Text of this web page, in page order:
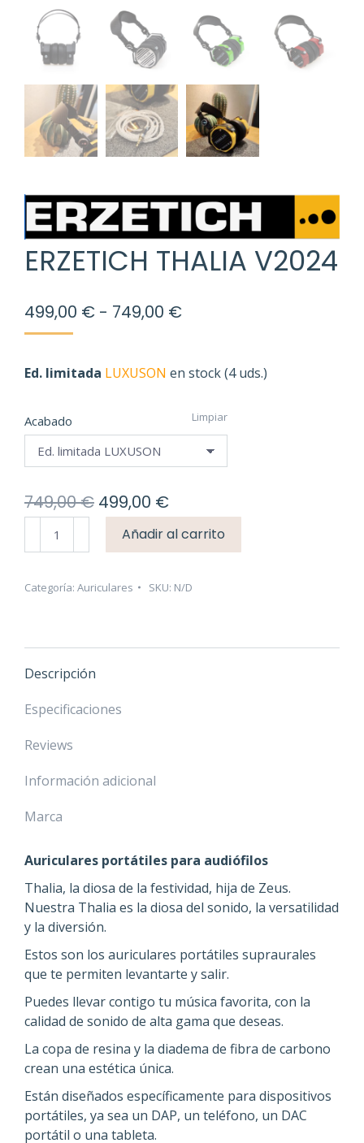
ERZETICH THALIA V2024
499,00 € - 749,00 €Rango
desde
hasta
749,00 €
Ed. limitada LUXUSON en stock (4 uds.)
Acabado Limpiar
749,00€ El
precio
original
749,00 €.
499,00 €El
precio
actual
499,00 €.
Thalia
cantidad
Añadir al carrito
Categoría: Auriculares SKU: N/D
Descripción
Especificaciones
Reviews
Información adicional
Marca
Auriculares portátiles para audiófilos
Thalia, la diosa de la festividad, hija de Zeus.
Nuestra Thalia es la diosa del sonido, la versatilidad
y la diversión.
Estos son los auriculares portátiles supraurales
que te permiten levantarte y salir.
Puedes llevar contigo tu música favorita, con la
calidad de sonido de alta gama que deseas.
La copa de resina y la diadema de fibra de carbono
crean una estética única.
Están diseñados específicamente para dispositivos
portátiles, ya sea un DAP, un teléfono, un DAC
portátil o una tableta.